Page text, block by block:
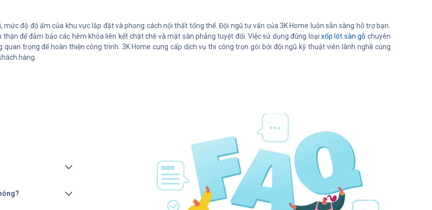
độ độ ẩm của khu vực lắp đặt và phong cách nội thất tổng thể. Đội ngũ tư vấn của 3K Home luôn sẵn sàng hỗ trợ bạn.
để đảm bảo các hèm khóa liên kết chặt chẽ và mặt sàn phẳng tuyệt đối. Việc sử dụng đúng loại xốp lót sàn gỗ chuyên
quan trọng để hoàn thiện công trình. 3K Home cung cấp dịch vụ thi công trọn gói bởi đội ngũ kỹ thuật viên lành nghề cùng
hàng.